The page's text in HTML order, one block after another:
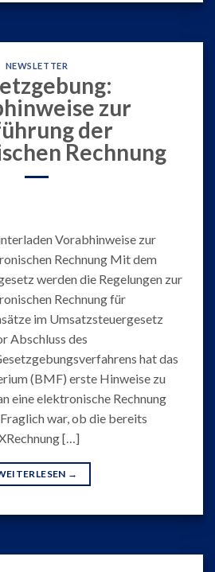
NEWSLETTER
zur
der
Rechnung
Vorabhinweise zur
Rechnung Mit dem
werden die Regelungen zur
Rechnung für
im Umsatzsteuergesetz
Abschluss des
hat das
(BMF) erste Hinweise zu
eine elektronische Rechnung
war, ob die bereits
[…]
→